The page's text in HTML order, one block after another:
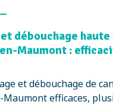
débouchage
Maumont :
et débouchage de
efficaces,